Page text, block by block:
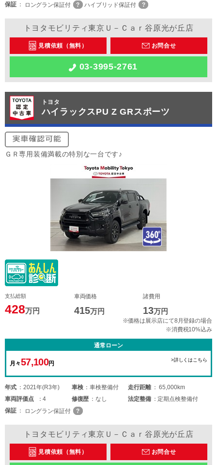
保証 ロングラン保証付 ハイブリッド保証付
トヨタモビリティ東京Ｕ－Ｃａｒ谷原光が丘店
見積依頼（無料） お問合せ
03-3995-2761
トヨタ
ハイラックスPU Z GRスポーツ
ＧＲ専用装備満載の特別な一台です♪
支払総額
428万円
車両価格
415万円
諸費用
13万円
※価格は展示店にて8月登録の場合
※消費税10%込み
通常ローン
月々57,100円
>詳しくはこちら
年式 2021年(R3年) 車検 車検整備付 走行距離
65,000km
車両評価点 4 修復歴 なし 法定整備
定期点検整備付
保証
ロングラン保証付
トヨタモビリティ東京Ｕ－Ｃａｒ谷原光が丘店
見積依頼（無料） お問合せ